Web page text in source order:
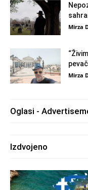
Mirza
Mirza
Oglasi -
Izdvojeno